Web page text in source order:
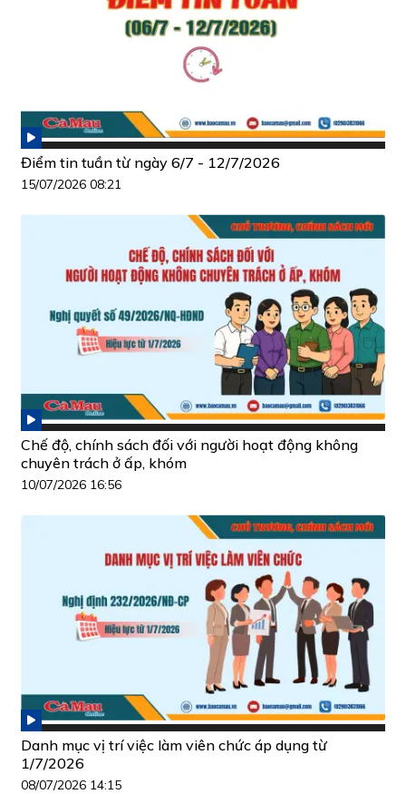
Điểm tin tuần từ ngày 6/7 - 12/7/2026
15/07/2026 08:21
Chế độ, chính sách đối với người hoạt động không
chuyên trách ở ấp, khóm
10/07/2026 16:56
Danh mục vị trí việc làm viên chức áp dụng từ
1/7/2026
08/07/2026 14:15